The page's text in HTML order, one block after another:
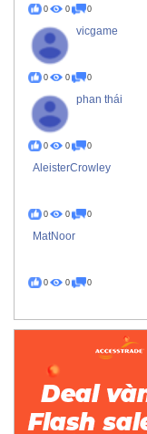
0 0 0
vicgame
0 0 0
phan thái
0 0 0
AleisterCrowley
0 0 0
MatNoor
0 0 0